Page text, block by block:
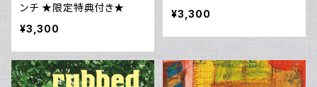
ンチ ★限定特典付き★
¥3,300
¥3,300